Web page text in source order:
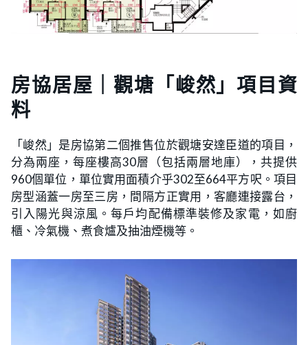
房協居屋｜觀塘「峻然」項目資
料
「峻然」是房協第二個推售位於觀塘安達臣道的項目，
分為兩座，每座樓高30層（包括兩層地庫），共提供
960個單位，單位實用面積介乎302至664平方呎。項目
房型涵蓋一房至三房，間隔方正實用，客廳連接露台，
引入陽光與涼風。每戶均配備標準裝修及家電，如廚
櫃、冷氣機、煮食爐及抽油煙機等。